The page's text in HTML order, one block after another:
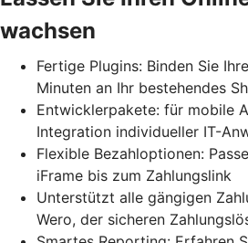
wachsen
Fertige Plugins: Binden Sie
Minuten an Ihr bestehendes
Entwicklerpakete: für mobile
Integration individueller IT-
Flexible Bezahloptionen:
iFrame bis zum Zahlungslink
Unterstützt alle gängigen
Wero, der sicheren